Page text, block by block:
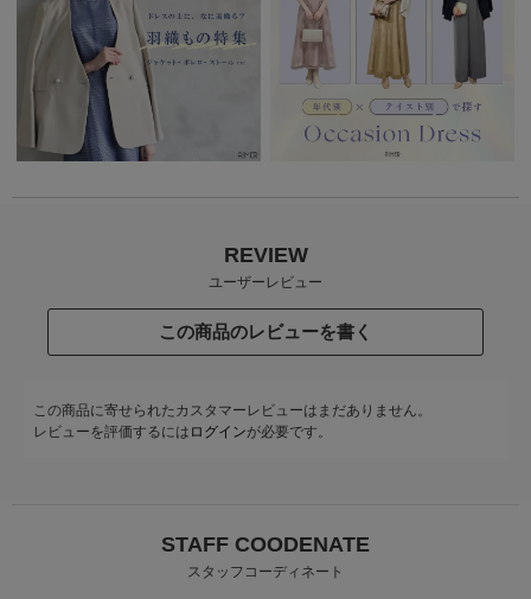
REVIEW
ユーザーレビュー
この商品のレビューを書く
この商品に寄せられたカスタマーレビューはまだありません。
レビューを評価するには ログインが必要です。
STAFF COODENATE
スタッフコーディネート